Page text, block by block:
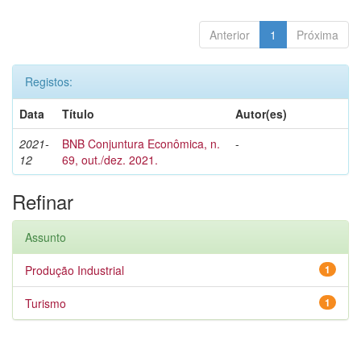
Anterior 1 Próxima
Registos:
Data
Título
Autor(es)
2021-
12
BNB Conjuntura Econômica, n.
69, out./dez. 2021.
-
Refinar
Assunto
1
Produção Industrial
1
Turismo